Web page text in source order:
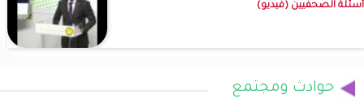
أسئلة الصحفيين (فيديو)
حوادث ومجتمع